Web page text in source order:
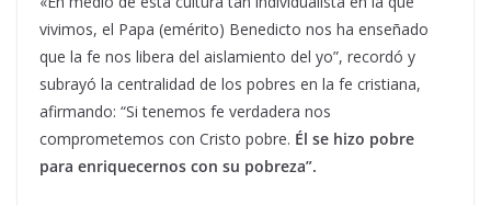
vivimos, el Papa (emérito) Benedicto nos ha enseñado
que la fe nos libera del aislamiento del yo”, recordó y
subrayó la centralidad de los pobres en la fe cristiana,
afirmando: “Si tenemos fe verdadera nos
comprometemos con Cristo pobre. Él se hizo pobre
para enriquecernos con su pobreza”.